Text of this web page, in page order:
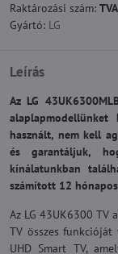
Raktározási szám:
Gyártó: LG
Leírás
Az LG
alaplapmodellünket
használt, nem kell
és garantáljuk,
kínálatunkban
számított 12
Az LG 43UK6300 TV
TV összes
UHD Smart TV,